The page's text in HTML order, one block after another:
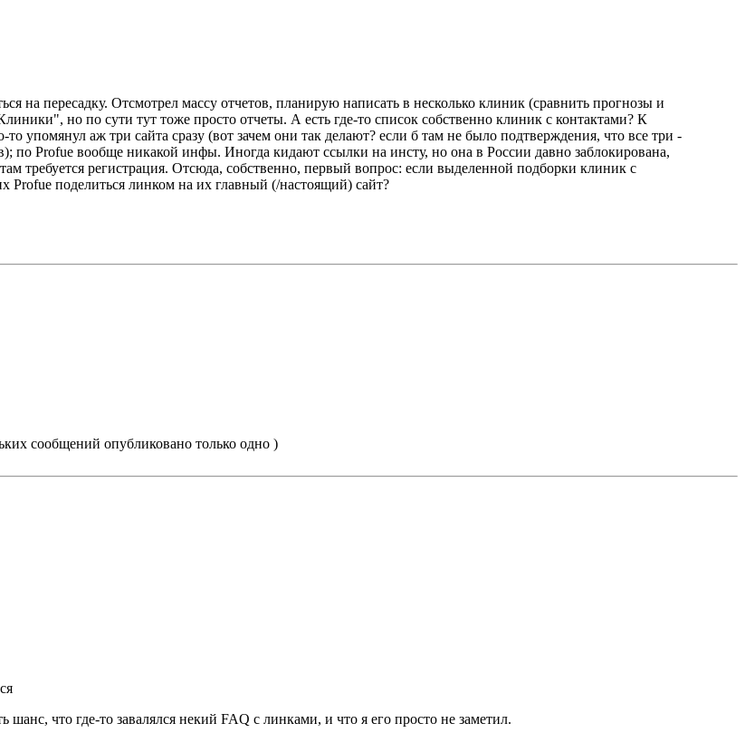
на пересадку. Отсмотрел массу отчетов, планирую написать в несколько клиник (сравнить прогнозы и
но по сути тут тоже просто отчеты. А есть где-то список собственно клиник с контактами? К
упомянул аж три сайта сразу (вот зачем они так делают? если б там не было подтверждения, что все три -
по Profue вообще никакой инфы. Иногда кидают ссылки на инсту, но она в России давно заблокирована,
требуется регистрация. Отсюда, собственно, первый вопрос: если выделенной подборки клиник с
Profue поделиться линком на их главный (/настоящий) сайт?
сообщений опубликовано только одно )
шанс, что где-то завалялся некий FAQ с линками, и что я его просто не заметил.